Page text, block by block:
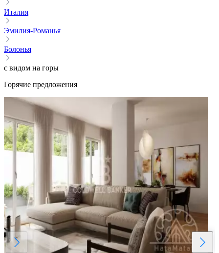
Италия
Эмилия-Романья
Болонья
с видом на горы
Горячие предложения